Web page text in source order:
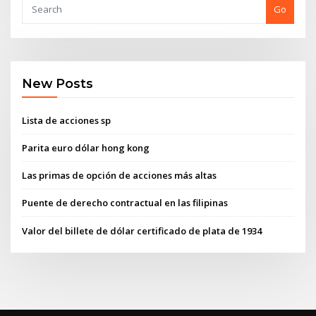
Go
New Posts
Lista de acciones sp
Parita euro dólar hong kong
Las primas de opción de acciones más altas
Puente de derecho contractual en las filipinas
Valor del billete de dólar certificado de plata de 1934